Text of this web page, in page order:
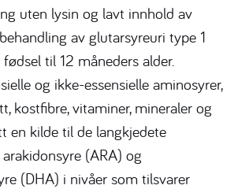
uten lysin og lavt innhold av
av glutarsyreuri type 1
til 12 måneders alder.
og ikke-essensielle aminosyrer,
kostfibre, vitaminer, mineraler og
en kilde til de langkjedete
(ARA) og
(DHA) i nivåer som tilsvarer